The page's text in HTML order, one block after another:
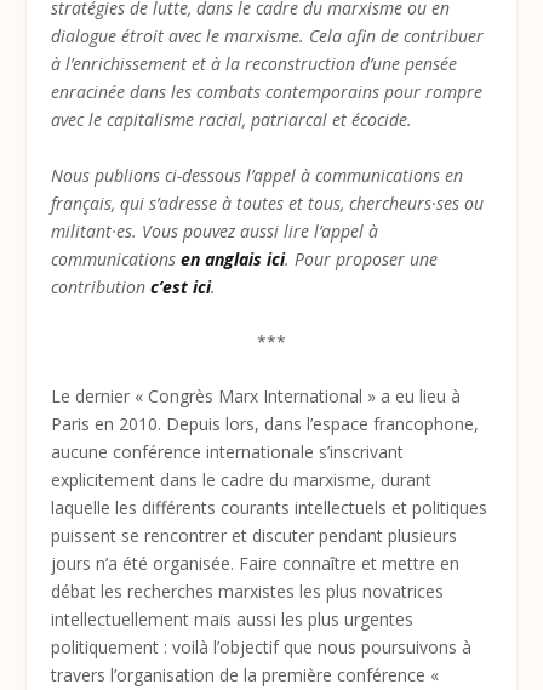
stratégies de lutte, dans le cadre du marxisme ou en
dialogue étroit avec le marxisme. Cela afin de contribuer
à l’enrichissement et à la reconstruction d’une pensée
enracinée dans les combats contemporains pour rompre
avec le capitalisme racial, patriarcal et écocide.
Nous publions ci-dessous l’appel à communications en
français, qui s’adresse à toutes et tous, chercheurs·ses ou
militant·es. Vous pouvez aussi lire l’appel à
communicationsen anglais ici. Pour proposer une
contributionc’est ici.
***
Le dernier « Congrès Marx International » a eu lieu à
Paris en 2010. Depuis lors, dans l’espace francophone,
aucune conférence internationale s’inscrivant
explicitement dans le cadre du marxisme, durant
laquelle les différents courants intellectuels et politiques
puissent se rencontrer et discuter pendant plusieurs
jours n’a été organisée. Faire connaître et mettre en
débat les recherches marxistes les plus novatrices
intellectuellement mais aussi les plus urgentes
politiquement : voilà l’objectif que nous poursuivons à
travers l’organisation de la première conférence «